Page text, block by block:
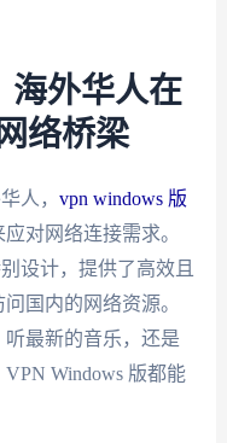
海外华人在
络桥梁
人， vpn windows 版
对网络连接需求。
设计，提供了高效且
国内的网络资源。
最新的音乐，还是
Windows 版都能